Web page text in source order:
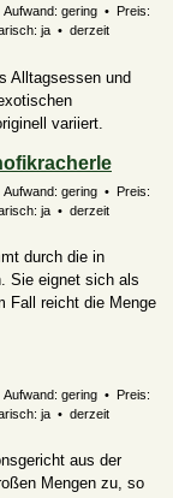
gering • Preis:
ja • derzeit
Alltagsessen und
variiert.
gering • Preis:
ja • derzeit
durch die in
Sie eignet sich als
Fall reicht die Menge
gering • Preis:
ja • derzeit
aus der
Mengen zu, so